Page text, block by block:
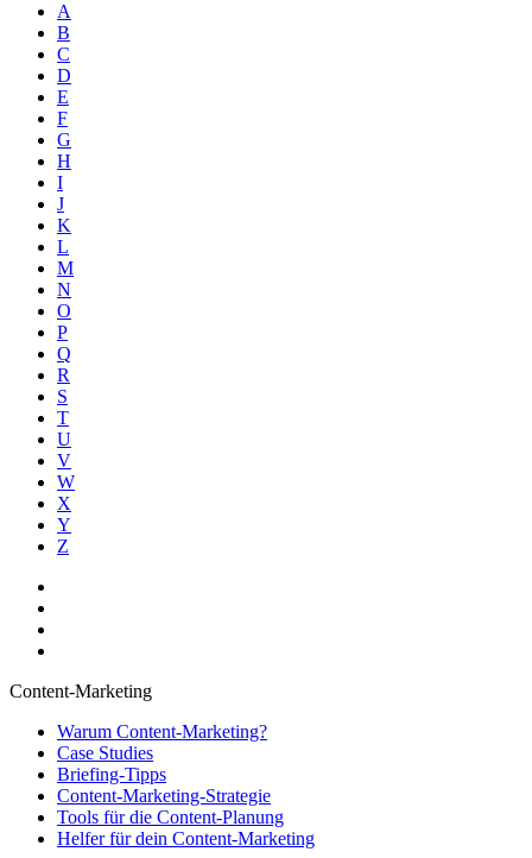
A
B
C
D
E
F
G
H
I
J
K
L
M
N
O
P
Q
R
S
T
U
V
W
X
Y
Z
Content-Marketing
Warum Content-Marketing?
Case Studies
Briefing-Tipps
Content-Marketing-Strategie
Tools für die Content-Planung
Helfer für dein Content-Marketing